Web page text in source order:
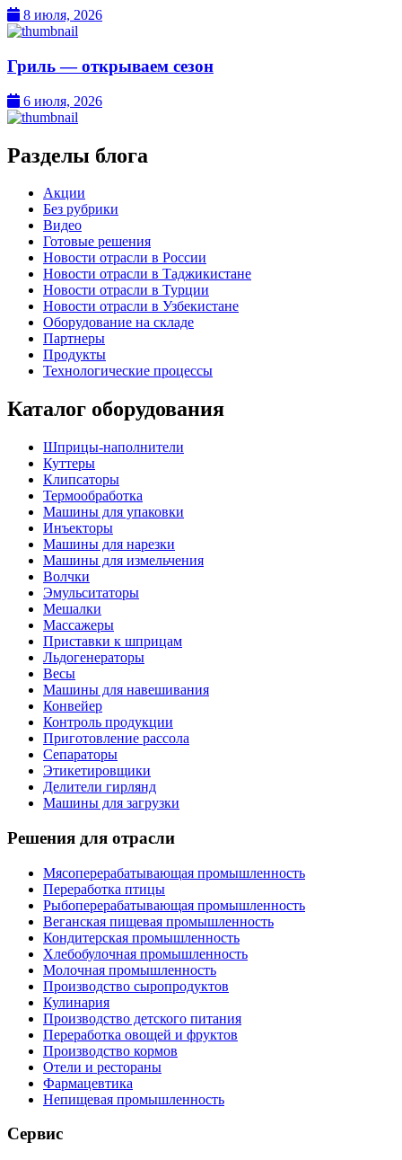
8 июля, 2026
Гриль — открываем сезон
6 июля, 2026
Разделы блога
Акции
Без рубрики
Видео
Готовые решения
Новости отрасли в России
Новости отрасли в Таджикистане
Новости отрасли в Турции
Новости отрасли в Узбекистане
Оборудование на складе
Партнеры
Продукты
Технологические процессы
Каталог оборудования
Шприцы-наполнители
Куттеры
Клипсаторы
Термообработка
Машины для упаковки
Инъекторы
Машины для нарезки
Машины для измельчения
Волчки
Эмульситаторы
Мешалки
Массажеры
Приставки к шприцам
Льдогенераторы
Весы
Машины для навешивания
Конвейер
Контроль продукции
Приготовление рассола
Сепараторы
Этикетировщики
Делители гирлянд
Машины для загрузки
Решения для отрасли
Мясоперерабатывающая промышленность
Переработка птицы
Рыбоперерабатывающая промышленность
Веганская пищевая промышленность
Кондитерская промышленность
Хлебобулочная промышленность
Молочная промышленность
Производство сыропродуктов
Кулинария
Производство детского питания
Переработка овощей и фруктов
Производство кормов
Отели и рестораны
Фармацевтика
Непищевая промышленность
Сервис